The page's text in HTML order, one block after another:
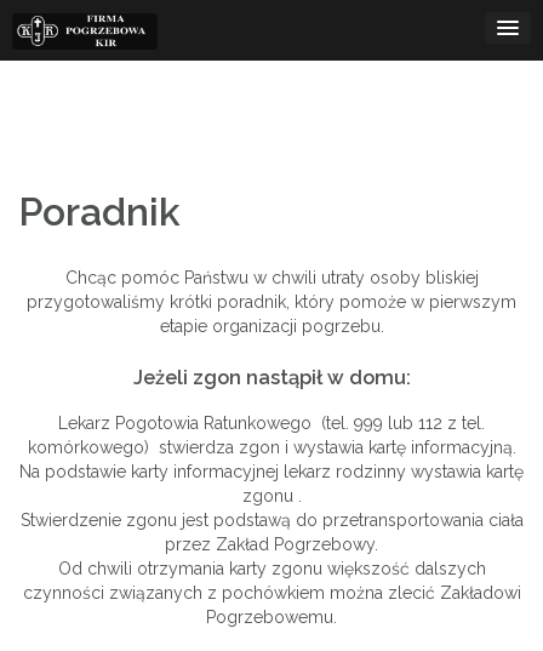
content
Poradnik
Chcąc pomóc Państwu w chwili utraty osoby bliskiej
przygotowaliśmy krótki poradnik, który pomoże w pierwszym
etapie organizacji pogrzebu.
Jeżeli zgon nastąpił w domu:
Lekarz Pogotowia Ratunkowego (tel. 999 lub 112 z tel.
komórkowego) stwierdza zgon i wystawia kartę informacyjną.
Na podstawie karty informacyjnej lekarz rodzinny wystawia kartę
zgonu .
Stwierdzenie zgonu jest podstawą do przetransportowania ciała
przez Zakład Pogrzebowy.
Od chwili otrzymania karty zgonu większość dalszych
czynności związanych z pochówkiem można zlecić Zakładowi
Pogrzebowemu.